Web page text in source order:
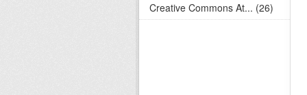
Creative Commons At... (26)